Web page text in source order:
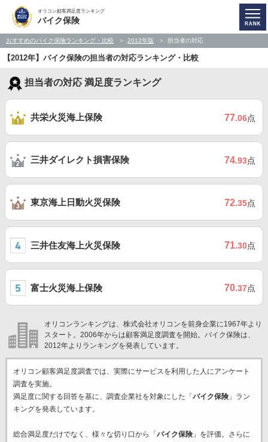
オリコン顧客満足度ランキング
バイク保険
おすすめのバイク保険ランキング・比較 2012年版 担当者の対応
【2012年】バイク保険の担当者の対応ランキング・比較
担当者の対応 満足度ランキング
共栄火災海上保険 77.06点
三井ダイレクト損害保険 74.93点
東京海上日動火災保険 72.35点
三井住友海上火災保険 71.30点
富士火災海上保険 70.37点
オリコンランキングは、株式会社オリコンを前身企業に1967年より
スタート。2006年からは顧客満足度調査を開始。バイク保険は、
2012年よりランキングを発表しています。
オリコン顧客満足度調査では、実際にサービスを利用した 人にアンケート
調査を実施。
満足度に関する回答を基に、調査企業社を対象にした「 バイク保険」ラン
キングを発表しています。
総合満足度だけでなく、様々な切り口から「 バイク保険」を評価。さらに